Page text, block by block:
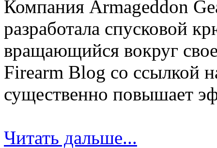
Компания Armageddon
разработала спусковой
вращающийся вокруг
Firearm Blog cо ссылкой
существенно повышает
Читать дальше...